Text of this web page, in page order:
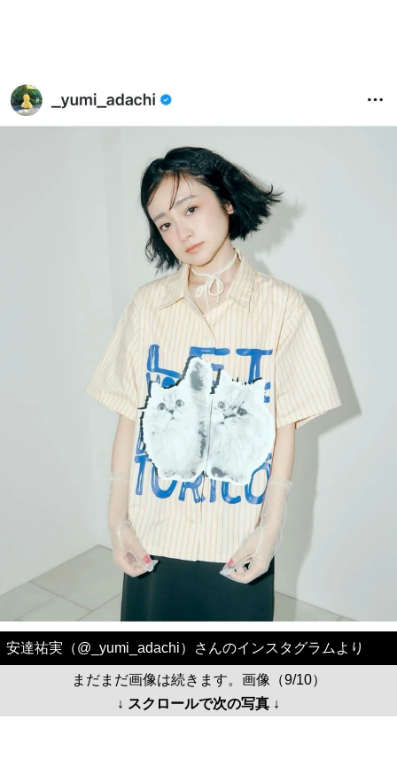
安達祐実（@_yumi_adachi）さんのインスタグラムより
まだまだ画像は続きます。画像（9/10）
↓ スクロールで次の写真 ↓